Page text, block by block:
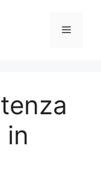
Menu
in